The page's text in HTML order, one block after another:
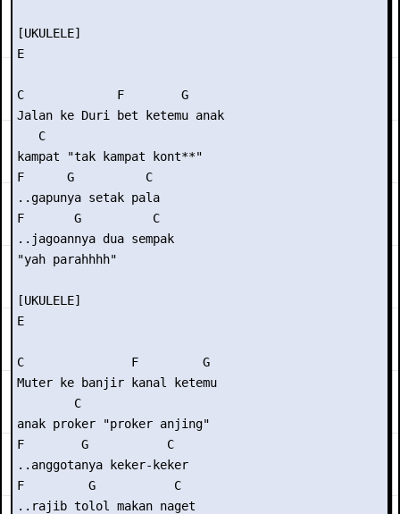
[UKULELE]
E
C             F        G
Jalan ke Duri bet ketemu anak
   C
kampat "tak kampat kont**"
F      G          C
..gapunya setak pala
F       G          C
..jagoannya dua sempak
"yah parahhhh"
[UKULELE]
E
C               F         G
Muter ke banjir kanal ketemu
        C
anak proker "proker anjing"
F        G           C
..anggotanya keker-keker
F         G           C
..rajib tolol makan naget